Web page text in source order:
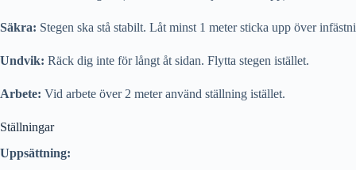
Säkra: Stegen ska stå stabilt. Låt minst 1 meter sticka upp över
Undvik: Räck dig inte för långt åt sidan. Flytta stegen istället.
Arbete: Vid arbete över 2 meter använd ställning istället.
Ställningar
Uppsättning: